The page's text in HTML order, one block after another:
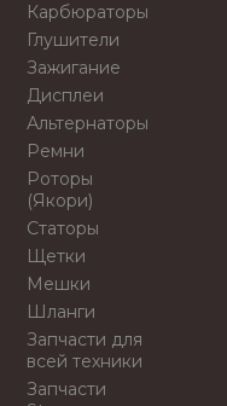
Карбюраторы
Глушители
Зажигание
Дисплеи
Альтернаторы
Ремни
Роторы
(Якори)
Статоры
Щетки
Мешки
Шланги
Запчасти для
всей техники
Запчасти